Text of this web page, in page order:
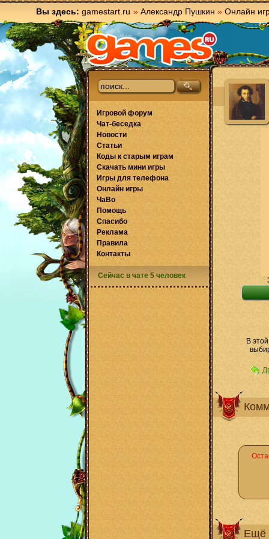
Вы здесь: gamestart.ru » Александр Пушкин » Онлайн
В
Ещё
Игровой форум
Чат-беседка
Новости
Статьи
Коды к старым играм
Скачать мини игры
Игры для телефона
Онлайн игры
ЧаВо
Помощь
Спасибо
Реклама
Правила
Контакты
Сейчас в чате 5 человек